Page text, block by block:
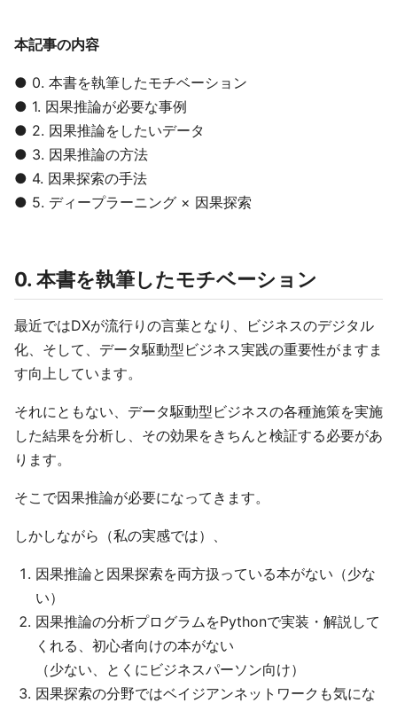
本記事の内容
● 0. 本書を執筆したモチベーション
● 1. 因果推論が必要な事例
● 2. 因果推論をしたいデータ
● 3. 因果推論の方法
● 4. 因果探索の手法
● 5. ディープラーニング × 因果探索
0. 本書を執筆したモチベーション
最近ではDXが流行りの言葉となり、ビジネスのデジタル
化、そして、データ駆動型ビジネス実践の重要性がますま
す向上しています。
それにともない、データ駆動型ビジネスの各種施策を実施
した結果を分析し、その効果をきちんと検証する必要があ
ります。
そこで因果推論が必要になってきます。
しかしながら（私の実感では）、
因果推論と因果探索を両方扱っている本がない（少な
い）
因果推論の分析プログラムをPythonで実装・解説して
くれる、初心者向けの本がない
（少ない、とくにビジネスパーソン向け）
因果探索の分野ではベイジアンネットワークも気にな